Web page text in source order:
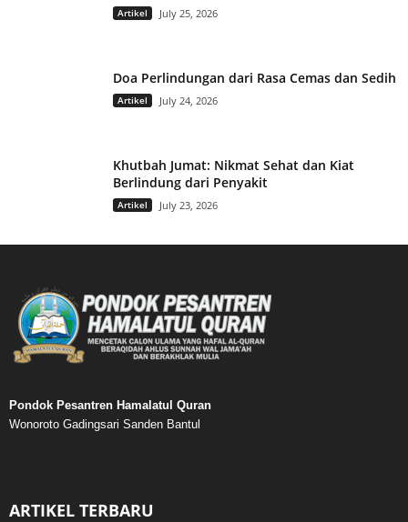
Artikel July 25, 2026
Doa Perlindungan dari Rasa Cemas dan Sedih
Artikel July 24, 2026
Khutbah Jumat: Nikmat Sehat dan Kiat
Berlindung dari Penyakit
Artikel July 23, 2026
Pondok Pesantren Hamalatul Quran
Wonoroto Gadingsari Sanden Bantul
ARTIKEL TERBARU